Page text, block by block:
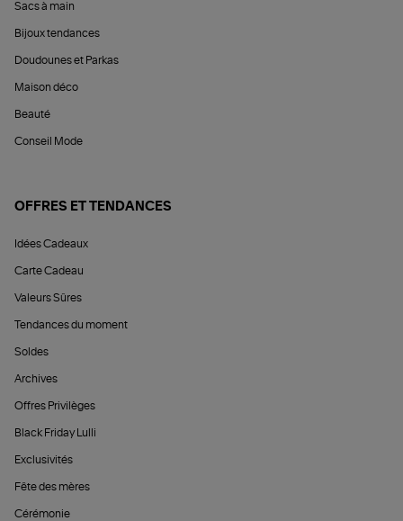
Sacs à main
Bijoux tendances
Doudounes et Parkas
Maison déco
Beauté
Conseil Mode
OFFRES ET TENDANCES
Idées Cadeaux
Carte Cadeau
Valeurs Sûres
Tendances du moment
Soldes
Archives
Offres Privilèges
Black Friday Lulli
Exclusivités
Fête des mères
Cérémonie